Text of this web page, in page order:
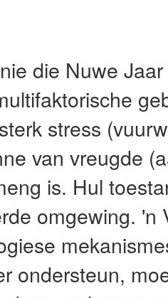
die Nuwe
stress
van vreugde
is. Hul
omgewing. 'n
ondersteun,